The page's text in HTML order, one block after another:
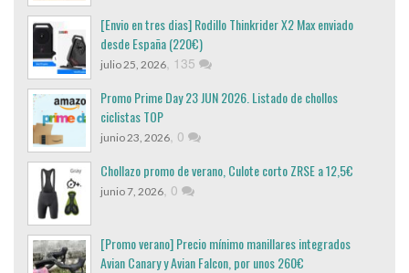
[Envio en tres dias] Rodillo Thinkrider X2 Max enviado
desde España (220€)
julio 25, 2026, 135
Promo Prime Day 23 JUN 2026. Listado de chollos
ciclistas TOP
junio 23, 2026, 0
Chollazo promo de verano, Culote corto ZRSE a 12,5€
junio 7, 2026, 0
[Promo verano] Precio mínimo manillares integrados
Avian Canary y Avian Falcon, por unos 260€